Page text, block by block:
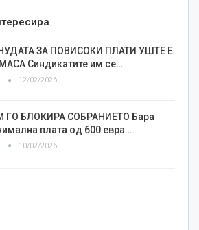
ЗА ПОВИСОКИ ПЛАТИ УШТЕ Е
Синдикатите им се…
12/02/2026
ГО БЛОКИРА СОБРАНИЕТО Бара
плата од 600 евра…
10/02/2026